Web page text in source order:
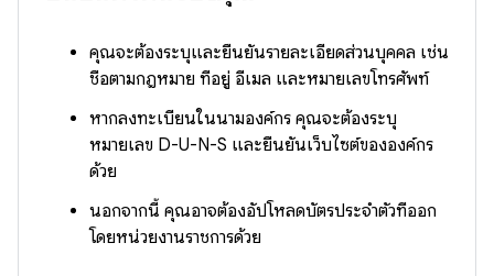
คุณจะต้องระบุและยืนยันรายละเอียดส่วนบุคคล เช่น
ชื่อตามกฎหมาย ที่อยู่ อีเมล และหมายเลขโทรศัพท์
หากลงทะเบียนในนามองค์กร คุณจะต้องระบุ
หมายเลข D-U-N-S และยืนยันเว็บไซต์ขององค์กร
ด้วย
นอกจากนี้ คุณอาจต้องอัปโหลดบัตรประจำตัวที่ออก
โดยหน่วยงานราชการด้วย